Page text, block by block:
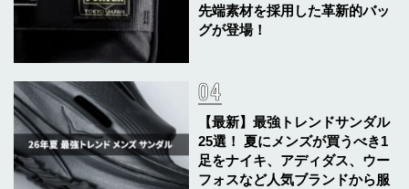
先端素材を採用した革新的バッ
グが登場！
【最新】最強トレンドサンダル
25選！ 夏にメンズが買うべき1
足をナイキ、アディダス、ウー
フォスなど人気ブランドから服